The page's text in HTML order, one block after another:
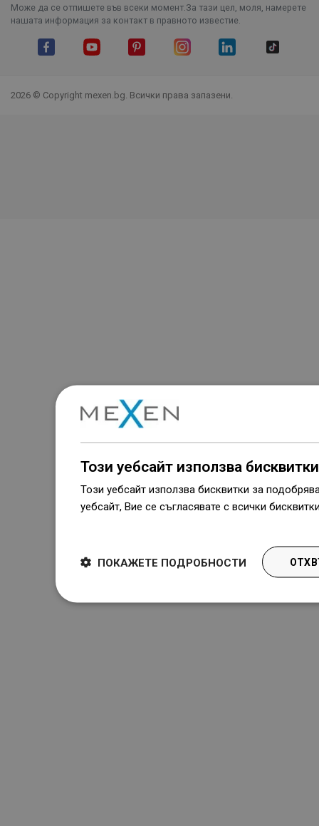
Може да се отпишете във всеки момент.За тази цел, моля, намерете
нашата информация за контакт в правното известие.
2026 © Copyright mexen.bg. Всички права запазени.
Този уебсайт използва бисквитки
Този уебсайт използва бисквитки за
уебсайт, Вие се съгласявате с всички
ПОКАЖЕТЕ ПОДРОБНОСТИ